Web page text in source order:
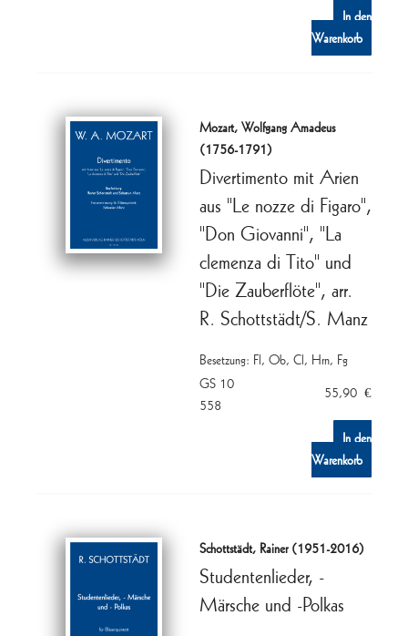
In den
Warenkorb
Mozart, Wolfgang Amadeus
(1756-1791)
Divertimento mit Arien
aus "Le nozze di Figaro",
"Don Giovanni", "La
clemenza di Tito" und
"Die Zauberflöte", arr.
R. Schottstädt/S. Manz
Besetzung: Fl, Ob, Cl, Hrn, Fg
GS 10
558
55,90 €
In den
Warenkorb
Schottstädt, Rainer (1951-2016)
Studentenlieder, -
Märsche und -Polkas